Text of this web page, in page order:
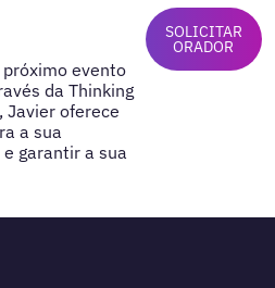
evento
da Thinking
Javier oferece
a sua
garantir a sua
SOLICITAR
ORADOR